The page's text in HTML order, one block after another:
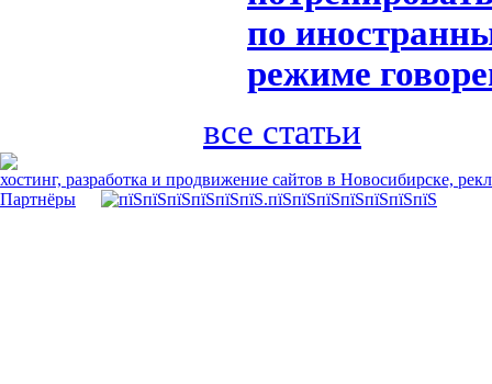
по
режиме
все статьи
хостинг, разработка и продвижение сайтов в Новосибирске,
Партнёры